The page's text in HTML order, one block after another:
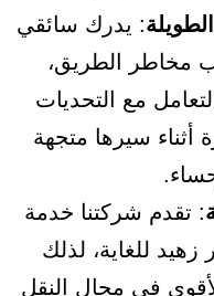
: يدرك سائقي
مخاطر الطريق،
مع التحديات
أثناء سيرها متجهة
: تقدم شركتنا خدمة
للغاية، لذلك
في مجال النقل